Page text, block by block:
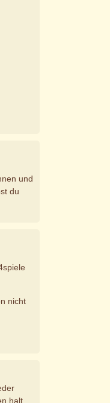
und
du
nicht
halt